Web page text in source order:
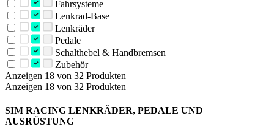
Fahrsysteme
Lenkrad-Base
Lenkräder
Pedale
Schalthebel & Handbremsen
Zubehör
Anzeigen 18 von 32 Produkten
Anzeigen 18 von 32 Produkten
SIM RACING LENKRÄDER, PEDALE UND
AUSRÜSTUNG